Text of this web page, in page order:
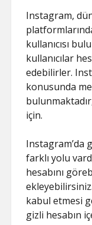
Instagram,
kullanıcısı
kullanıcılar
edebilirler.
konusunda
için.
Instagram’da
farklı yolu
hesabını
kabul etmesi
gizli hesabın